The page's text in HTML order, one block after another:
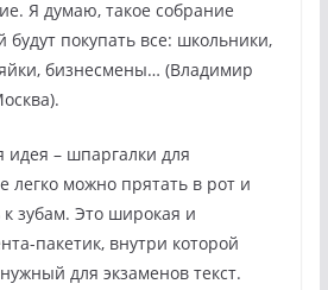
Я думаю, такое собрание
будут покупать все: школьники,
бизнесмены… (Владимир
идея – шпаргалки для
легко можно прятать в рот и
зубам. Это широкая и
пакетик, внутри которой
для экзаменов текст.